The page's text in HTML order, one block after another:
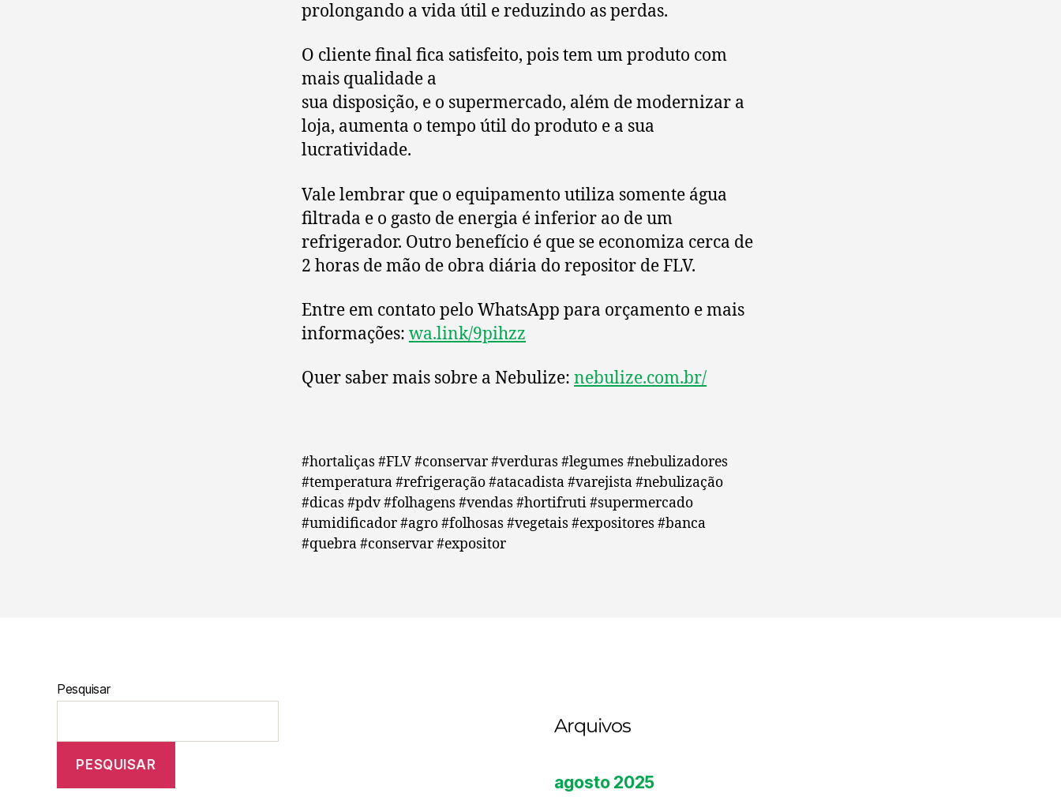
prolongando a vida útil e reduzindo as perdas.
O cliente final fica satisfeito, pois tem um produto com
mais qualidade a
sua disposição, e o supermercado, além de modernizar a
loja, aumenta o tempo útil do produto e a sua
lucratividade.
Vale lembrar que o equipamento utiliza somente água
filtrada e o gasto de energia é inferior ao de um
refrigerador. Outro benefício é que se economiza cerca de
2 horas de mão de obra diária do repositor de FLV.
Entre em contato pelo WhatsApp para orçamento e mais
informações: wa.link/9pihzz
Quer saber mais sobre a Nebulize: nebulize.com.br/
#hortaliças #FLV #conservar #verduras #legumes #nebulizadores
#temperatura #refrigeração #atacadista #varejista #nebulização
#dicas #pdv #folhagens #vendas #hortifruti #supermercado
#umidificador #agro #folhosas #vegetais #expositores #banca
#quebra #conservar #expositor
Pesquisar
PESQUISAR
Arquivos
agosto 2025